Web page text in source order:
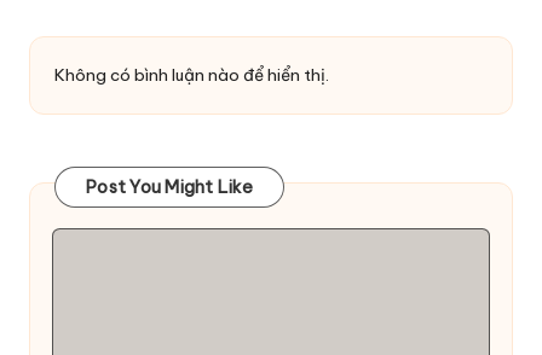
Không có bình luận nào để hiển thị.
Post You Might Like